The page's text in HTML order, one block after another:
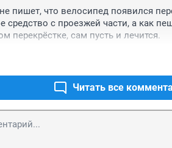
пишет, что велосипед появился
средство с проезжей части, а как
перекрёстке, сам пусть и лечится.
Читать все